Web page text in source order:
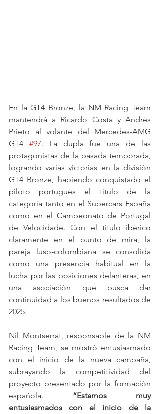
En la GT4 Bronze, la NM Racing Team
mantendrá a Ricardo Costa y Andrés
Prieto al volante del Mercedes-AMG
GT4 #97. La dupla fue una de las
protagonistas de la pasada temporada,
logrando varias victorias en la división
GT4 Bronze, habiendo conquistado el
piloto portugués el título de la
categoría tanto en el Supercars España
como en el Campeonato de Portugal
de Velocidade. Con el título ibérico
claramente en el punto de mira, la
pareja luso-colombiana se consolida
como una presencia habitual en la
lucha por las posiciones delanteras, en
una asociación que busca dar
continuidad a los buenos resultados de
2025.
Nil Montserrat, responsable de la NM
Racing Team, se mostró entusiasmado
con el inicio de la nueva campaña,
subrayando la competitividad del
proyecto presentado por la formación
española. “Estamos muy
entusiasmados con el inicio de la